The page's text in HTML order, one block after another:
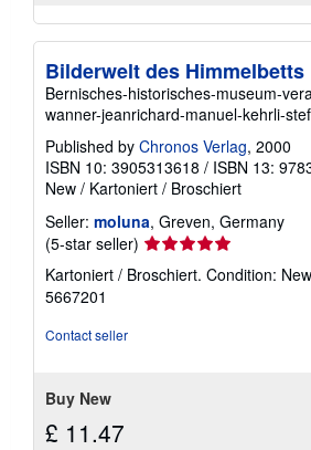
Bilderwelt des Himmelbetts
Bernisches-historisches-museum-
wanner-jeanrichard-manuel-kehrli-
Published by Chronos Verlag, 2000
ISBN 10: 3905313618 / ISBN 13:
New / Kartoniert / Broschiert
Seller: moluna, Greven, Germany
(5-star seller) Seller
rating
5
Kartoniert / Broschiert. Condition:
5667201
Contact seller
Buy New
£ 11.47